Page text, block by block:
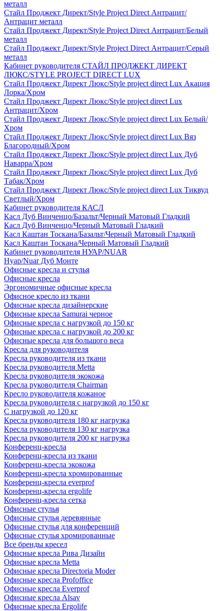
металл
Стайл Проджект Директ/Style Project Direct Антрацит/
Антрацит металл
Стайл Проджект Директ/Style Project Direct Антрацит/Белый
металл
Стайл Проджект Директ/Style Project Direct Антрацит/Серый
металл
Кабинет руководителя СТАЙЛ ПРОДЖЕКТ ДИРЕКТ
ЛЮКС/STYLE PROJECT DIRECT LUX
Стайл Проджект Директ Люкс/Style project direct Lux Акация
Лорка/Хром
Стайл Проджект Директ Люкс/Style project direct Lux
Антрацит/Хром
Стайл Проджект Директ Люкс/Style project direct Lux Белый/
Хром
Стайл Проджект Директ Люкс/Style project direct Lux Вяз
Благородный/Хром
Стайл Проджект Директ Люкс/Style project direct Lux Дуб
Наварра/Хром
Стайл Проджект Директ Люкс/Style project direct Lux Дуб
Табак/Хром
Стайл Проджект Директ Люкс/Style project direct Lux Тиквуд
Светлый/Хром
Кабинет руководителя КАСЛ
Касл Дуб Винченцо/Базальт/Черный Матовый Гладкий
Касл Дуб Винченцо/Черный Матовый Гладкий
Касл Каштан Тоскана/Базальт/Черный Матовый Гладкий
Касл Каштан Тоскана/Черный Матовый Гладкий
Кабинет руководителя НУАР/NUAR
Нуар/Nuar Дуб Монте
Офисные кресла и стулья
Офисные кресла
Эргономичные офисные кресла
Офисное кресло из ткани
Офисные кресла дизайнерские
Офисные кресла Samurai черное
Офисные кресла с нагрузкой до 150 кг
Офисные кресла с нагрузкой до 200 кг
Офисные кресла для большого веса
Кресла для руководителя
Кресла руководителя из ткани
Кресла руководителя Metta
Кресла руководителя экокожа
Кресла руководителя Chairman
Кресло руководителя кожаное
Кресла руководителя с нагрузкой до 150 кг
С нагрузкой до 120 кг
Кресла руководителя 180 кг нагрузка
Кресла руководителя 130 кг нагрузка
Кресла руководителя 200 кг нагрузка
Конференц-кресла
Конференц-кресла из ткани
Конференц-кресла экокожа
Конференц-кресла хромированные
Конференц-кресла everprof
Конференц-кресла ergolife
Конференц-кресла сетка
Офисные стулья
Офисные стулья деревянные
Офисные стулья для конференций
Офисные стулья хромированные
Все бренды кресел
Офисные кресла Рива Дизайн
Офисные кресла Metta
Офисные кресла Directoria Moder
Офисные кресла Profoffice
Офисные кресла Everprof
Офисные кресла Alsav
Офисные кресла Ergolife